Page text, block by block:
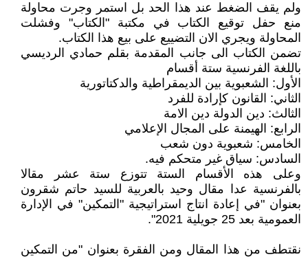
ولم يقف الضغط عند هذا الحد بل استمر وجرت محاولة
منع حفل توقيع الكتاب في مكتبة "الكتاب" وفشلت
المحاولة ويجري الان التضييع على بيع هذا الكتاب.
تضمن الكتاب الى جانب المقدمة بقلم حمادي الرديسي
باللغة الفرنسية ستة أقسام
الأول: الشعبوية بين الديمقراطية والدكتاتورية
الثاني: القانون كإرادة للفرد
الثالث: دين الدولة دين الامة
الرابع: الهيمنة على المجال الإعلامي
الخامس: شعبوية دون شعب
السادس: سياق غير متحكم فيه.
وعلى هذه الأقسام الستة تتوزع ستة عشر مقالا
بالفرنسية عدا مقال وحيد بالعربية للسيد حاتم شقرون
بعنوان "في إعادة انتاج استراتيجية "التمكين" في الإدارة
العمومية بعد 25 جويلية 2021".
نقتطف من هذا المقال ومن الفقرة بعنوان "من التمكين